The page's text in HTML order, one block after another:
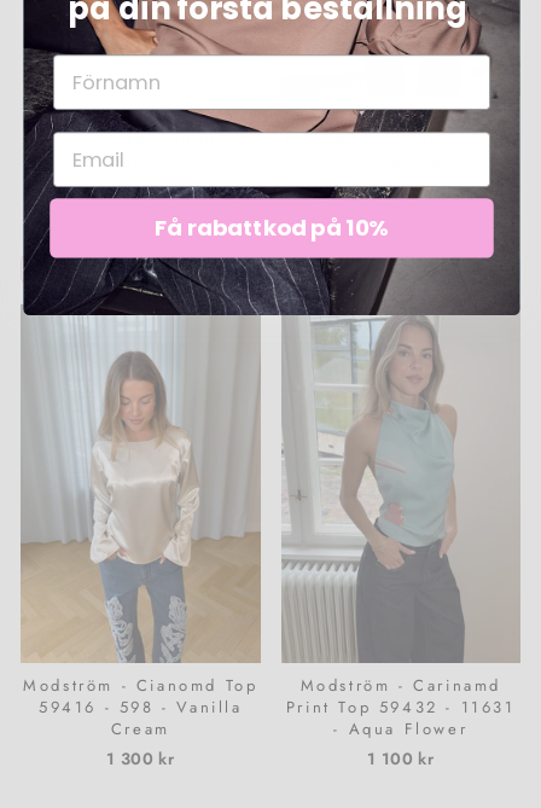
Modström - Clemensmd
Top 59349 - 7090 -
Black
1 200 kr
LÄGG I KORGEN
Modström - Cirkelinemd
Top 59356 - 7088 - Dark
1 200 kr
LÄGG I KORGEN
Modström - Cianomd Top
59416 - 598 - Vanilla
Cream
1 300 kr
Modström - Carinamd
Print Top 59432 - 11631
- Aqua Flower
1 100 kr
på din första beställning
Få rabattkod på 10%